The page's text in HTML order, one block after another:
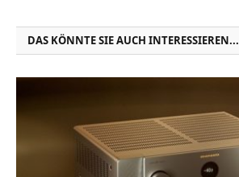
DAS KÖNNTE SIE AUCH INTERESSIEREN...